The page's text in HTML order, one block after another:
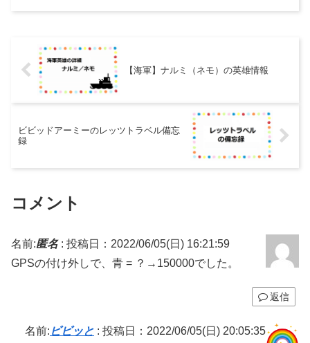
【海軍】ナルミ（ネモ）の英雄情報
ビビッドアーミーのレッツトラベル備忘
録
コメント
名前:匿名: 投稿日：2022/06/05(日) 16:21:59
GPSの付け外しで、青 = ？→150000でした。
返信
名前: ビビッと : 投稿日：2022/06/05(日) 20:05:35